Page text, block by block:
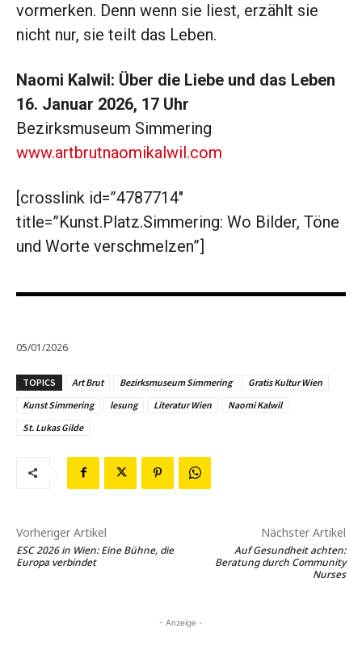
vormerken. Denn wenn sie liest, erzählt sie
nicht nur, sie teilt das Leben.
Naomi Kalwil: Über die Liebe und das Leben
16. Januar 2026, 17 Uhr
Bezirksmuseum Simmering
www.artbrutnaomikalwil.com
[crosslink id=”4787714″
title=”Kunst.Platz.Simmering: Wo Bilder, Töne
und Worte verschmelzen”]
05/01/2026
TOPICS Art Brut Bezirksmuseum Simmering
Gratis Kultur Wien
Kunst Simmering
lesung Literatur Wien
Naomi Kalwil
St. Lukas Gilde
Vorheriger Artikel
ESC 2026 in Wien: Eine Bühne, die
Europa verbindet
Nächster Artikel
Auf Gesundheit achten:
Beratung durch Community
Nurses
- Anzeige -